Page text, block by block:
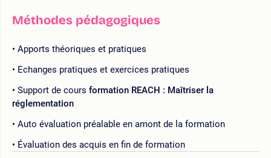
Méthodes pédagogiques
Apports théoriques et pratiques
Echanges pratiques et exercices pratiques
Support de cours formation REACH : Maîtriser la
réglementation
Auto évaluation préalable en amont de la formation
Évaluation des acquis en fin de formation